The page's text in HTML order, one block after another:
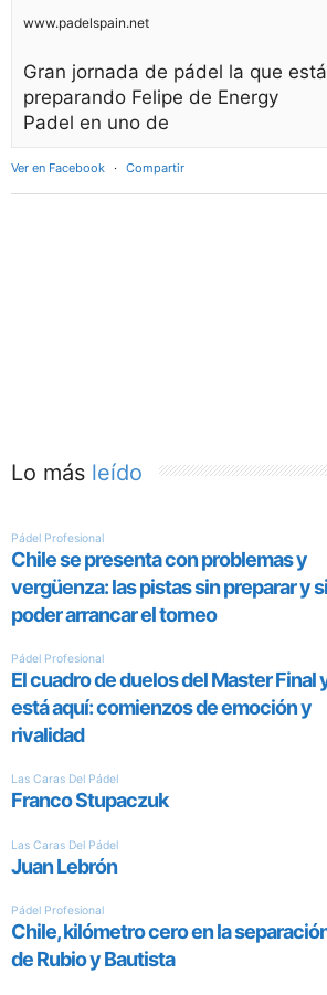
www.padelspain.net
Gran jornada de pádel la que está
preparando Felipe de Energy
Padel en uno de
Ver en Facebook · Compartir
Lo más leído